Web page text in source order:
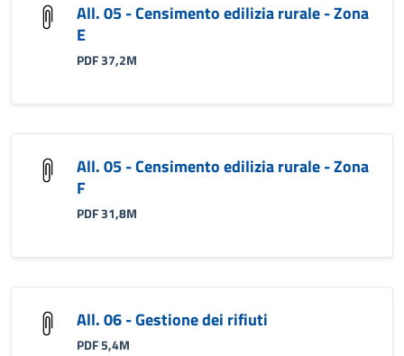
All. 05 - Censimento edilizia rurale - Zona
E
PDF 37,2M
All. 05 - Censimento edilizia rurale - Zona
F
PDF 31,8M
All. 06 - Gestione dei rifiuti
PDF 5,4M